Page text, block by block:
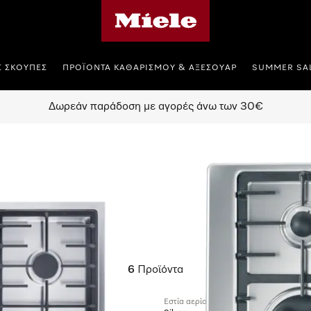
ΣΚΟΎΠΕΣ ΠΡΟΪΌΝΤΑ ΚΑΘΑΡΙΣΜΟΎ & ΑΞΕΣΟΥΆΡ SUMMER
Δωρεάν παράδοση με αγορές άνω των 30€
6 Προϊόντα
Εστία αερίου